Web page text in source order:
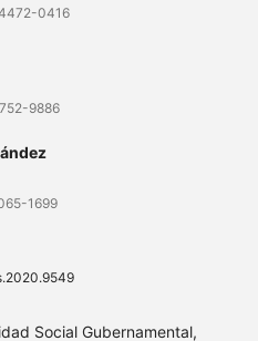
0416
9886
1699
Social Gubernamental,